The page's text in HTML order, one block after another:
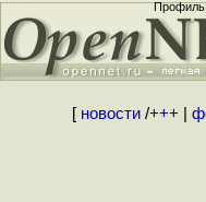
[ новости/+++